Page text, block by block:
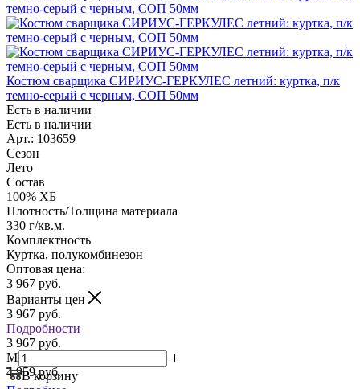
Костюм сварщика СИРИУС-ГЕРКУЛЕС летний: куртка, п/к
темно-серый с черным, СОП 50мм
Есть в наличии
Есть в наличии
Арт.: 103659
Сезон
Лето
Состав
100% ХБ
Плотность/Толщина материала
330 г/кв.м.
Комплектность
Куртка, полукомбинезон
Оптовая цена:
3 967 руб.
Варианты цен
3 967 руб.
Подробности
3 967 руб.
Мелкий опт:
4 959 руб.
В корзину